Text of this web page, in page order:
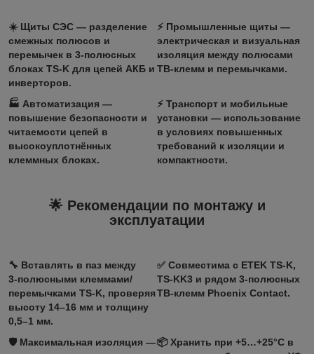
☀️ Щиты СЭС — разделение
смежных полюсов и
перемычек в 3‑полюсных
блоках TS‑K для цепей АКБ и
инверторов.
⚡ Промышленные щиты —
электрическая и визуальная
изоляция между полюсами
TB‑клемм и перемычками.
🏭 Автоматизация —
повышение безопасности и
читаемости цепей в
высокоуплотнённых
клеммных блоках.
⚡ Транспорт и мобильные
установки — использование
в условиях повышенных
требований к изоляции и
компактности.
🌟 Рекомендации по монтажу и
эксплуатации
🔧 Вставлять в паз между
3‑полюсными клеммами/
перемычками TS‑K, проверяя
высоту 14–16 мм и толщину
0,5–1 мм.
✅ Совместима с ETEK TS‑K,
TS‑KK3 и рядом 3‑полюсных
TB‑клемм Phoenix Contact.
🛡️ Максимальная изоляция —📦Хранить при +5…+25°C в